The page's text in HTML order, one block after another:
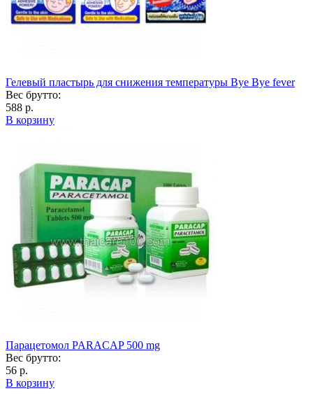
Гелевый пластырь для снижения температуры Bye Bye fever
Вес брутто:
588 р.
В корзину
Парацетомол PARACAP 500 mg
Вес брутто:
56 р.
В корзину